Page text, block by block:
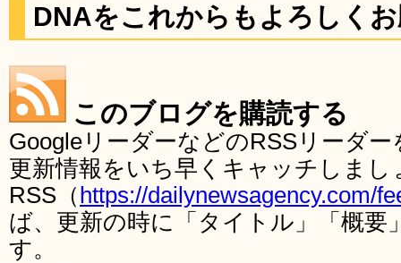
DNAをこれからもよろしく
このブログを購読する
GoogleリーダーなどのRSSリーダ
更新情報をいち早くキャッチしま
RSS（ https://dailynewsagency.com/
ば、更新の時に「タイトル」「概要
す。